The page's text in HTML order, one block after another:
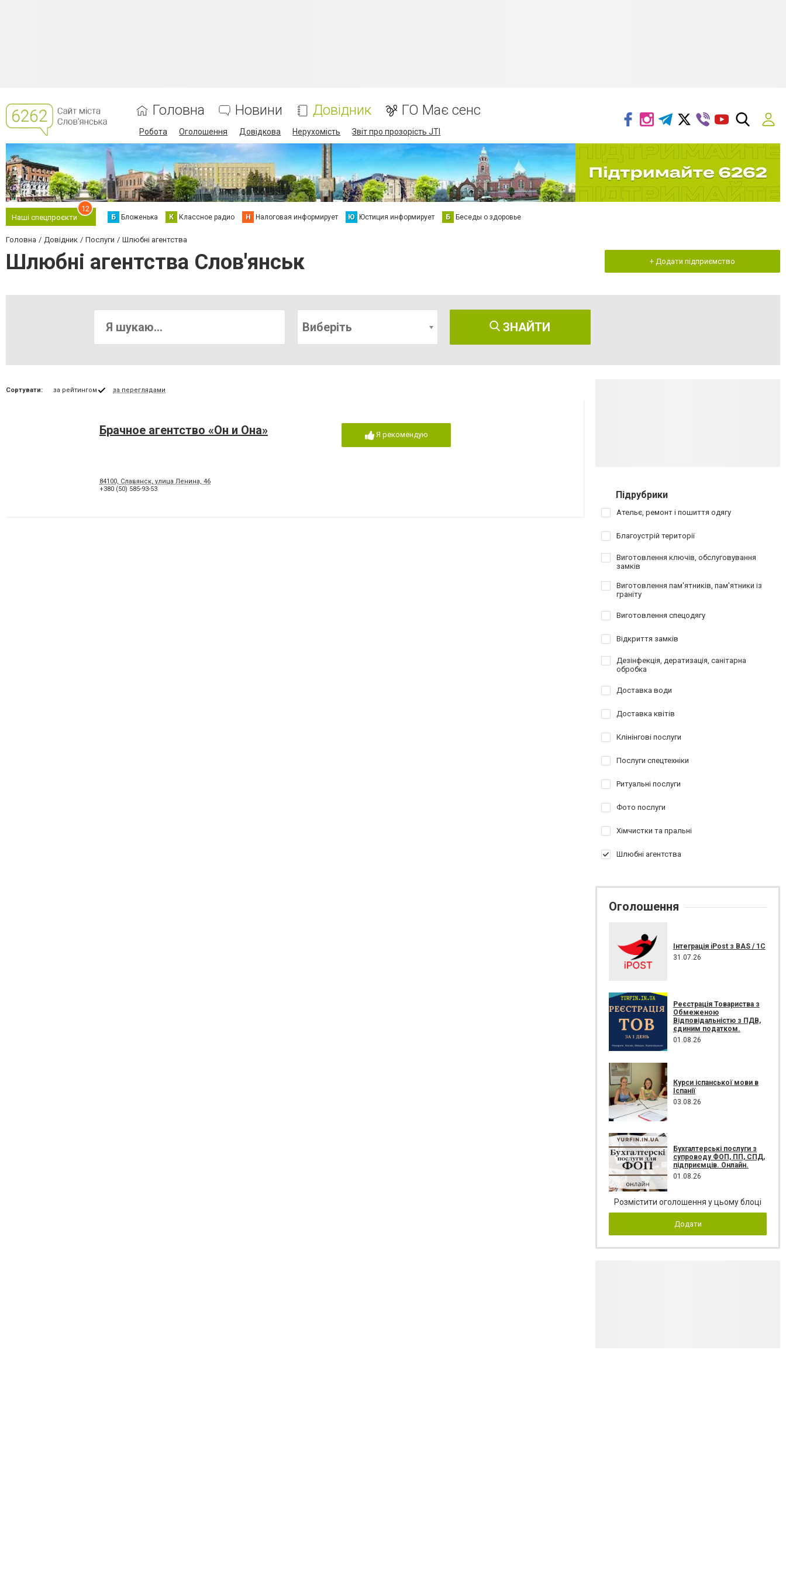
Головна Новини Довідник ГО Має сенс
Робота Оголошення Довідкова Нерухомість Звіт про прозорість JTI
Наші спецпроєкти
12
Б Бложенька К Классное радио Н Налоговая информирует Ю Юстиция информирует Б Беседы о здоровье
Головна Довідник Послуги Шлюбні агентства
Шлюбні агентства Слов'янськ + Додати підприємство
Виберіть ЗНАЙТИ
Сортувати: за рейтингом за переглядами
Брачное агентство «Он и Она»
84100, Славянск, улица Ленина, 46
+380 (50) 585-93-53
Я рекомендую
Підрубрики
Ательє, ремонт і пошиття одягу
Благоустрій території
Виготовлення ключів, обслуговування
замків
Виготовлення пам'ятників, пам'ятники із
граніту
Виготовлення спецодягу
Відкриття замків
Дезінфекція, дератизація, санітарна
обробка
Доставка води
Доставка квітів
Клінінгові послуги
Послуги спецтехніки
Ритуальні послуги
Фото послуги
Хімчистки та пральні
Шлюбні агентства
Оголошення
Інтеграція iPost з BAS / 1С
31.07.26
Реєстрація Товариства з
Обмеженою
Відповідальністю з ПДВ,
єдиним податком.
01.08.26
Курси іспанської мови в
Іспанії
03.08.26
Бухгалтерські послуги з
супроводу ФОП, ПП, СПД,
підприємців. Онлайн.
01.08.26
Розмістити оголошення у цьому блоці
Додати